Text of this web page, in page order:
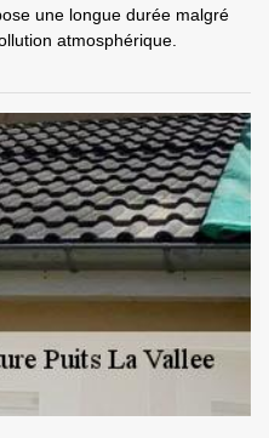
une longue durée malgré
atmosphérique.